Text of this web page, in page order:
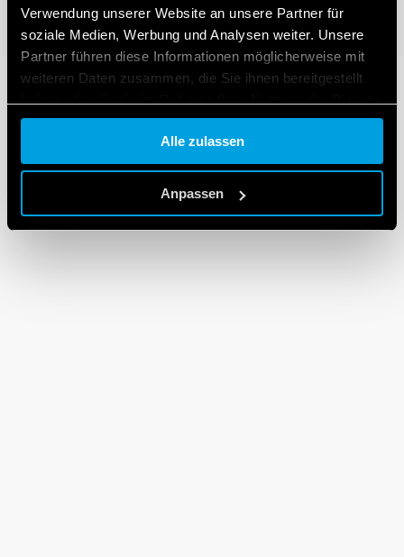
Verwendung unserer Website an unsere Partner für
soziale Medien, Werbung und Analysen weiter. Unsere
Partner führen diese Informationen möglicherweise mit
weiteren Daten zusammen, die Sie ihnen bereitgestellt
gesammelt haben.
Cookie policy.
Alle zulassen
Anpassen